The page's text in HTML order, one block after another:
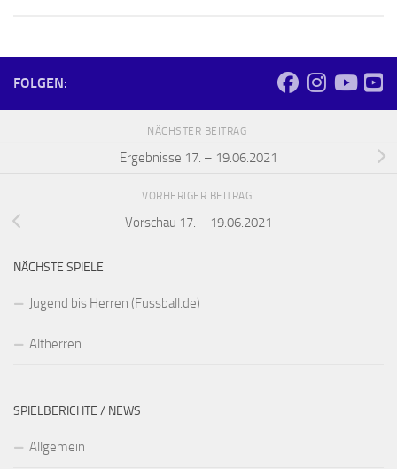
FOLGEN:
NÄCHSTER BEITRAG
Ergebnisse 17. – 19.06.2021
VORHERIGER BEITRAG
Vorschau 17. – 19.06.2021
NÄCHSTE SPIELE
Jugend bis Herren (Fussball.de)
Altherren
SPIELBERICHTE / NEWS
Allgemein